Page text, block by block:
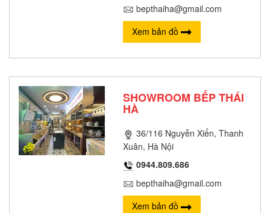
bepthaiha@gmail.com
Xem bản đồ
SHOWROOM BẾP THÁI
HÀ
36/116 Nguyễn Xiển, Thanh
Xuân, Hà Nội
0944.809.686
bepthaiha@gmail.com
Xem bản đồ